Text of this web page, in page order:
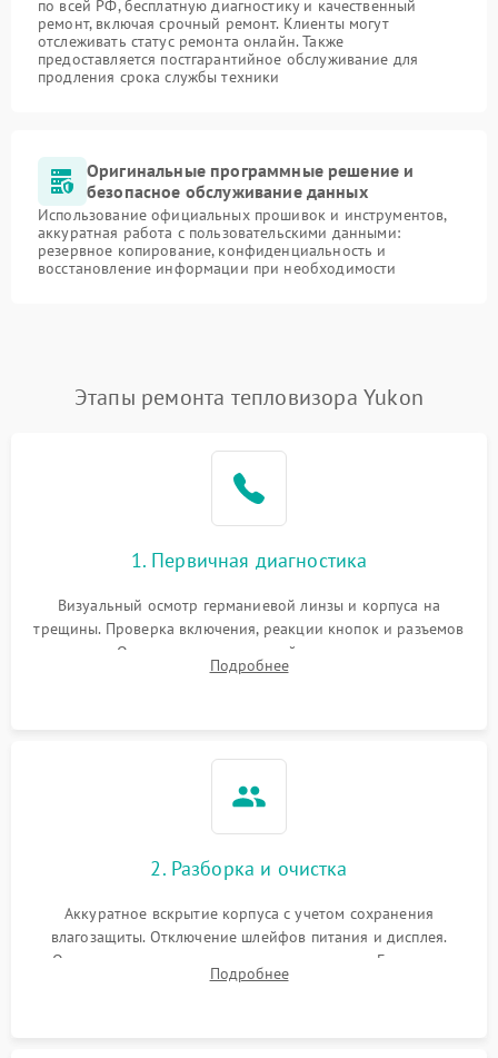
по всей РФ, бесплатную диагностику и качественный
ремонт, включая срочный ремонт. Клиенты могут
отслеживать статус ремонта онлайн. Также
предоставляется постгарантийное обслуживание для
продления срока службы техники
Оригинальные программные решение и
безопасное обслуживание данных
Использование официальных прошивок и инструментов,
аккуратная работа с пользовательскими данными:
резервное копирование, конфиденциальность и
восстановление информации при необходимости
Этапы ремонта тепловизора Yukon
1. Первичная диагностика
Визуальный осмотр германиевой линзы и корпуса на
трещины. Проверка включения, реакции кнопок и разъемов
зарядки. Оценка вывода тепловой сигнатуры на экран,
проверка базовых функций и считывание системных
Подробнее
2. Разборка и очистка
Аккуратное вскрытие корпуса с учетом сохранения
влагозащиты. Отключение шлейфов питания и дисплея.
Очистка внутренних плат от окислов и пыли. Бережная
обработка германиевого объектива специализированными
Подробнее